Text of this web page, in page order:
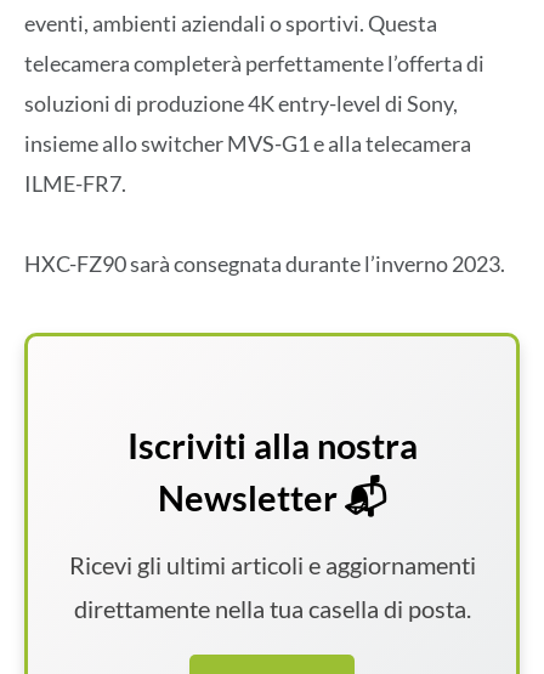
eventi, ambienti aziendali o sportivi. Questa
telecamera completerà perfettamente l’offerta di
soluzioni di produzione 4K entry-level di Sony,
insieme allo switcher MVS-G1 e alla telecamera
ILME-FR7.
HXC-FZ90 sarà consegnata durante l’inverno 2023.
Iscriviti alla nostra
Newsletter 📬
Ricevi gli ultimi articoli e aggiornamenti
direttamente nella tua casella di posta.